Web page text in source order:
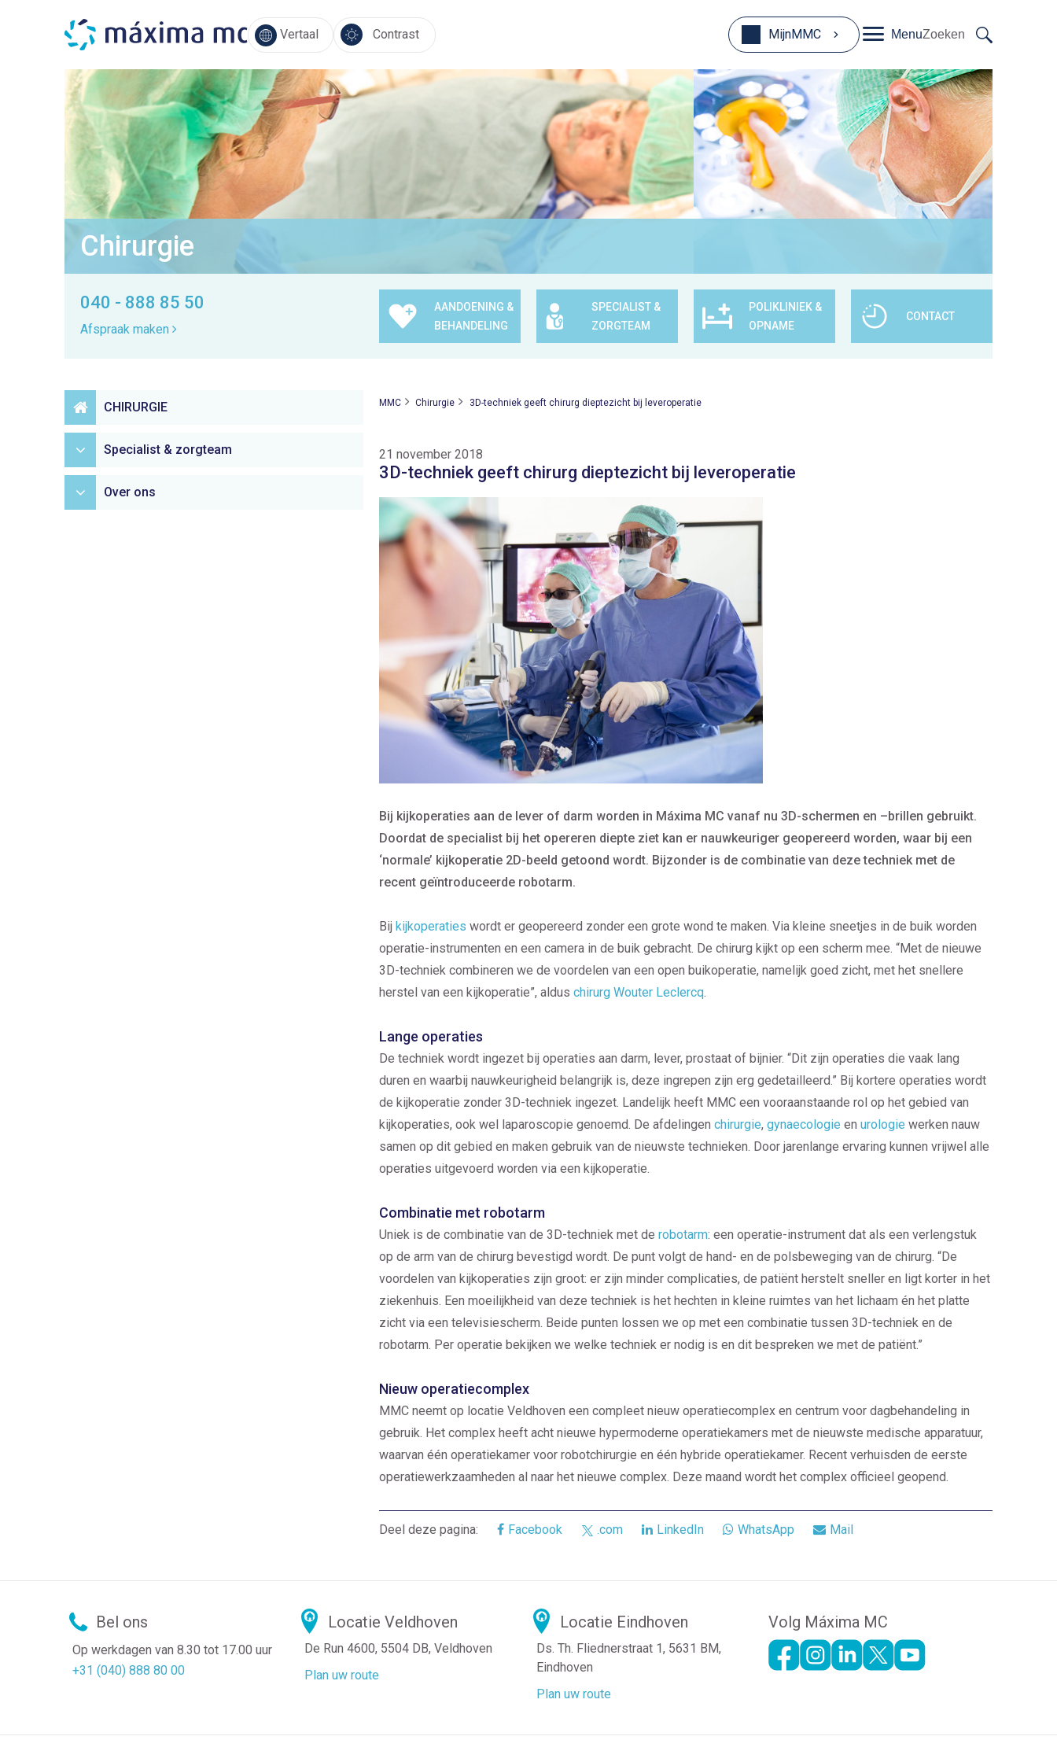
Vertaal Contrast MijnMMC MenuZoeken
Chirurgie
040 - 888 85 50
Afspraak maken
AANDOENING &
BEHANDELING
SPECIALIST &
ZORGTEAM
POLIKLINIEK &
OPNAME
CONTACT
CHIRURGIE
Specialist & zorgteam
Over ons
MMC Chirurgie 3D-techniek geeft chirurg dieptezicht bij leveroperatie
21 november 2018
3D-techniek geeft chirurg dieptezicht bij leveroperatie
Bij kijkoperaties aan de lever of darm worden in Máxima MC vanaf nu 3D-schermen en –brillen gebruikt.
Doordat de specialist bij het opereren diepte ziet kan er nauwkeuriger geopereerd worden, waar bij een
‘normale’ kijkoperatie 2D-beeld getoond wordt. Bijzonder is de combinatie van deze techniek met de
recent geïntroduceerde robotarm.
Bij kijkoperaties wordt er geopereerd zonder een grote wond te maken. Via kleine sneetjes in de buik worden
operatie-instrumenten en een camera in de buik gebracht. De chirurg kijkt op een scherm mee. “Met de nieuwe
3D-techniek combineren we de voordelen van een open buikoperatie, namelijk goed zicht, met het snellere
herstel van een kijkoperatie”, aldus chirurg Wouter Leclercq.
Lange operaties
De techniek wordt ingezet bij operaties aan darm, lever, prostaat of bijnier. “Dit zijn operaties die vaak lang
duren en waarbij nauwkeurigheid belangrijk is, deze ingrepen zijn erg gedetailleerd.” Bij kortere operaties wordt
de kijkoperatie zonder 3D-techniek ingezet. Landelijk heeft MMC een vooraanstaande rol op het gebied van
kijkoperaties, ook wel laparoscopie genoemd. De afdelingen chirurgie, gynaecologie en urologie werken nauw
samen op dit gebied en maken gebruik van de nieuwste technieken. Door jarenlange ervaring kunnen vrijwel alle
operaties uitgevoerd worden via een kijkoperatie.
Combinatie met robotarm
Uniek is de combinatie van de 3D-techniek met de robotarm: een operatie-instrument dat als een verlengstuk
op de arm van de chirurg bevestigd wordt. De punt volgt de hand- en de polsbeweging van de chirurg. “De
voordelen van kijkoperaties zijn groot: er zijn minder complicaties, de patiënt herstelt sneller en ligt korter in het
ziekenhuis. Een moeilijkheid van deze techniek is het hechten in kleine ruimtes van het lichaam én het platte
zicht via een televisiescherm. Beide punten lossen we op met een combinatie tussen 3D-techniek en de
robotarm. Per operatie bekijken we welke techniek er nodig is en dit bespreken we met de patiënt.”
Nieuw operatiecomplex
MMC neemt op locatie Veldhoven een compleet nieuw operatiecomplex en centrum voor dagbehandeling in
gebruik. Het complex heeft acht nieuwe hypermoderne operatiekamers met de nieuwste medische apparatuur,
waarvan één operatiekamer voor robotchirurgie en één hybride operatiekamer. Recent verhuisden de eerste
operatiewerkzaamheden al naar het nieuwe complex. Deze maand wordt het complex officieel geopend.
Deel deze pagina: Facebook .com LinkedIn WhatsApp Mail
Bel ons
Op werkdagen van 8.30 tot 17.00 uur
+31 (040) 888 80 00
Locatie Veldhoven
De Run 4600, 5504 DB, Veldhoven
Plan uw route
Locatie Eindhoven
Ds. Th. Fliednerstraat 1, 5631 BM,
Eindhoven
Plan uw route
Volg Máxima MC